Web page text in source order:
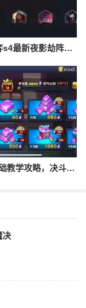
Lol云顶之弈s4最新夜影劫阵容搭配，云顶之奕夜影劫阵容
决斗之城基础教学攻略，决斗之城教学攻略2111
决